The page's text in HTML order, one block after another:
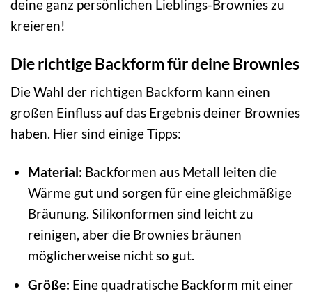
deine ganz persönlichen Lieblings-Brownies zu
kreieren!
Die richtige Backform für deine Brownies
Die Wahl der richtigen Backform kann einen
großen Einfluss auf das Ergebnis deiner Brownies
haben. Hier sind einige Tipps:
Material: Backformen aus Metall leiten die
Wärme gut und sorgen für eine gleichmäßige
Bräunung. Silikonformen sind leicht zu
reinigen, aber die Brownies bräunen
möglicherweise nicht so gut.
Größe: Eine quadratische Backform mit einer